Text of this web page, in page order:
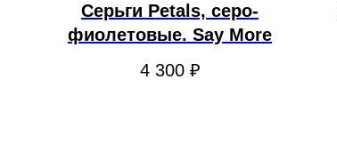
Серьги Petals, серо-
фиолетовые. Say More
4 300 ₽